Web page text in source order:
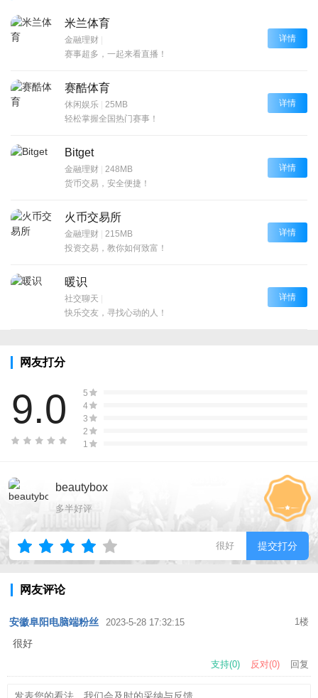
米兰体育
金融理财 |
赛事超多，一起来看直播！
详情
赛酷体育
休闲娱乐 | 25MB
轻松掌握全国热门赛事！
详情
Bitget
金融理财 | 248MB
货币交易，安全便捷！
详情
火币交易所
金融理财 | 215MB
投资交易，教你如何致富！
详情
暖识
社交聊天 |
快乐交友，寻找心动的人！
详情
网友打分
9.0
5
4
3
2
1
beautybox
多半好评
很好 提交打分
网友评论
安徽阜阳电脑端粉丝 2023-5-28 17:32:15 1楼
很好
支持(0) 反对(0) 回复